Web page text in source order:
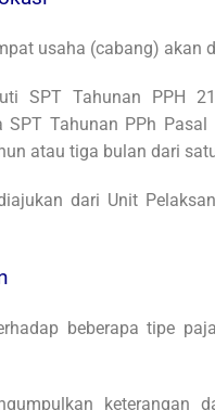
usaha (cabang) akan
SPT Tahunan PPH
SPT Tahunan PPh
atau tiga bulan dari
dari Unit
beberapa tipe
keterangan